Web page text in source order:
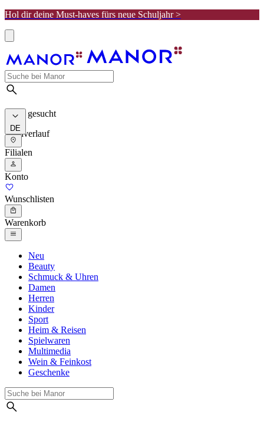
Hol dir deine Must-haves fürs neue Schuljahr >
Meist gesucht
Suchverlauf
DE
Filialen
Konto
Wunschlisten
Warenkorb
Neu
Beauty
Schmuck & Uhren
Damen
Herren
Kinder
Sport
Heim & Reisen
Spielwaren
Multimedia
Wein & Feinkost
Geschenke